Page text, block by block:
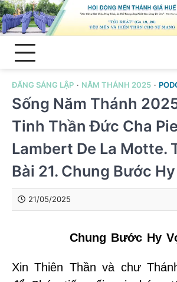
Skip
to
content
ĐẤNG SÁNG LẬP NĂM THÁNH 2025
Sống Năm Thánh
Tinh Thần Đức Cha
Lambert De La Motte.
Bài 21. Chung Bước
21/05/2025
Chung Bước Hy
Xin Thiên Thần và chư